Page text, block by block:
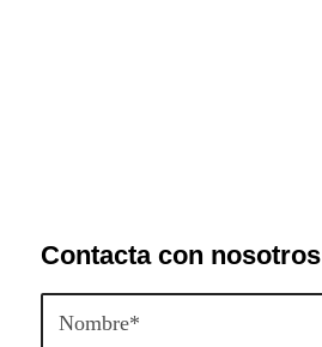
Contacta con nosotros